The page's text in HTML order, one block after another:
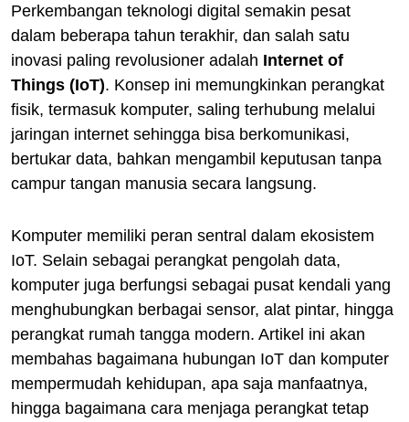
Perkembangan teknologi digital semakin pesat
dalam beberapa tahun terakhir, dan salah satu
inovasi paling revolusioner adalah Internet of
Things (IoT). Konsep ini memungkinkan perangkat
fisik, termasuk komputer, saling terhubung melalui
jaringan internet sehingga bisa berkomunikasi,
bertukar data, bahkan mengambil keputusan tanpa
campur tangan manusia secara langsung.
Komputer memiliki peran sentral dalam ekosistem
IoT. Selain sebagai perangkat pengolah data,
komputer juga berfungsi sebagai pusat kendali yang
menghubungkan berbagai sensor, alat pintar, hingga
perangkat rumah tangga modern. Artikel ini akan
membahas bagaimana hubungan IoT dan komputer
mempermudah kehidupan, apa saja manfaatnya,
hingga bagaimana cara menjaga perangkat tetap